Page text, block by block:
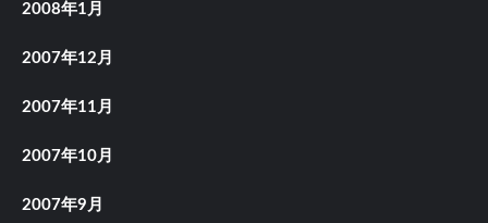
2008年1月
2007年12月
2007年11月
2007年10月
2007年9月